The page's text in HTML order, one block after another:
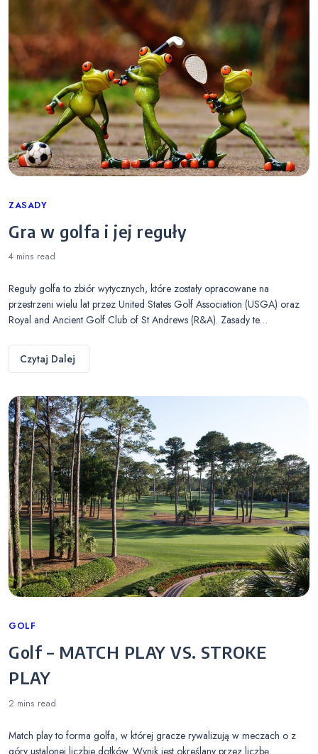
Categories
ZASADY
Gra w golfa i jej reguły
4 mins read
Reguły golfa to zbiór wytycznych, które zostały opracowane na
przestrzeni wielu lat przez United States Golf Association (USGA) oraz
Royal and Ancient Golf Club of St Andrews (R&A). Zasady te…
Czytaj Dalej
Categories
GOLF
Golf – MATCH PLAY VS. STROKE
PLAY
2 mins read
Match play to forma golfa, w której gracze rywalizują w meczach o z
góry ustalonej liczbie dołków. Wynik jest określany przez liczbę